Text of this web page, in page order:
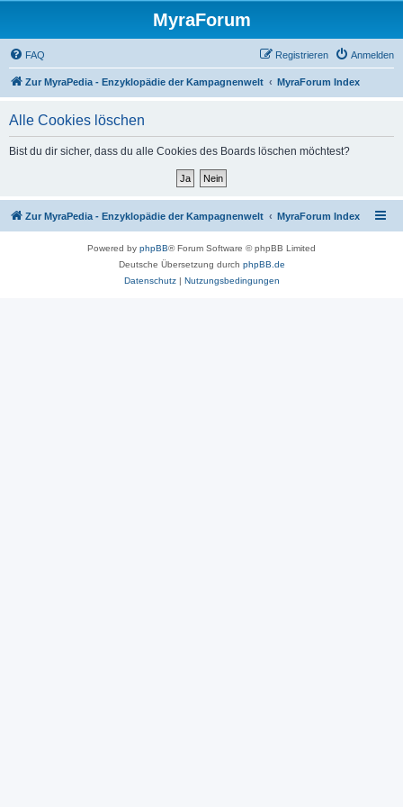
MyraForum
FAQ Anmelden
Registrieren
Zur MyraPedia - Enzyklopädie der Kampagnenwelt MyraForum Index
Alle Cookies löschen
Bist du dir sicher, dass du alle Cookies des Boards löschen möchtest?
Zur MyraPedia - Enzyklopädie der Kampagnenwelt MyraForum Index
Powered by phpBB® Forum Software © phpBB Limited
Deutsche Übersetzung durch phpBB.de
Datenschutz| Nutzungsbedingungen